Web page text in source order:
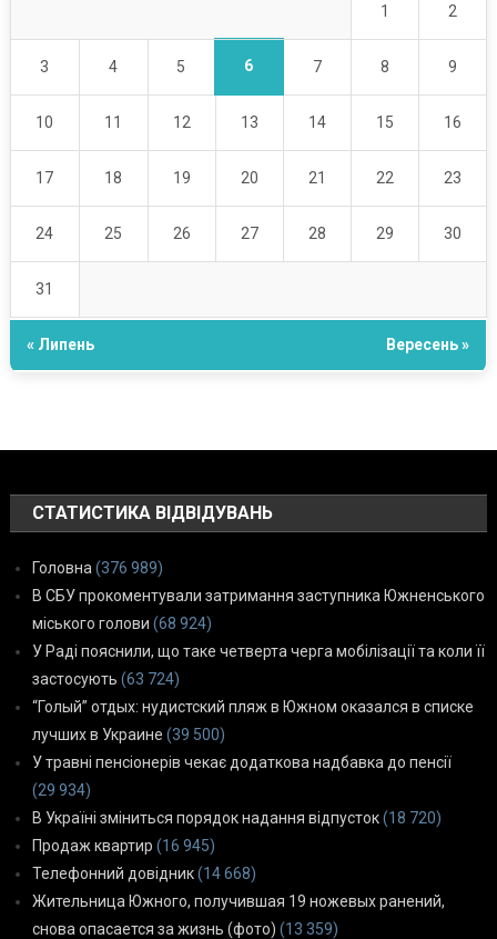
1 2
3 4 5 6 7 8 9
10 11 12 13 14 15 16
17 18 19 20 21 22 23
24 25 26 27 28 29 30
31
« Липень Вересень »
СТАТИСТИКА ВІДВІДУВАНЬ
Головна (376 989)
В СБУ прокоментували затримання заступника Южненського
міського голови (68 924)
У Раді пояснили, що таке четверта черга мобілізації та коли її
застосують (63 724)
“Голый” отдых: нудистский пляж в Южном оказался в списке
лучших в Украине (39 500)
У травні пенсіонерів чекає додаткова надбавка до пенсії
(29 934)
В Україні зміниться порядок надання відпусток(18 720)
Продаж квартир (16 945)
Телефонний довідник(14 668)
Жительница Южного, получившая 19 ножевых ранений,
снова опасается за жизнь (фото) (13 359)